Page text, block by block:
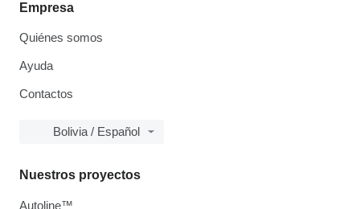
Empresa
Quiénes somos
Ayuda
Contactos
Bolivia / Español
Nuestros proyectos
Autoline™